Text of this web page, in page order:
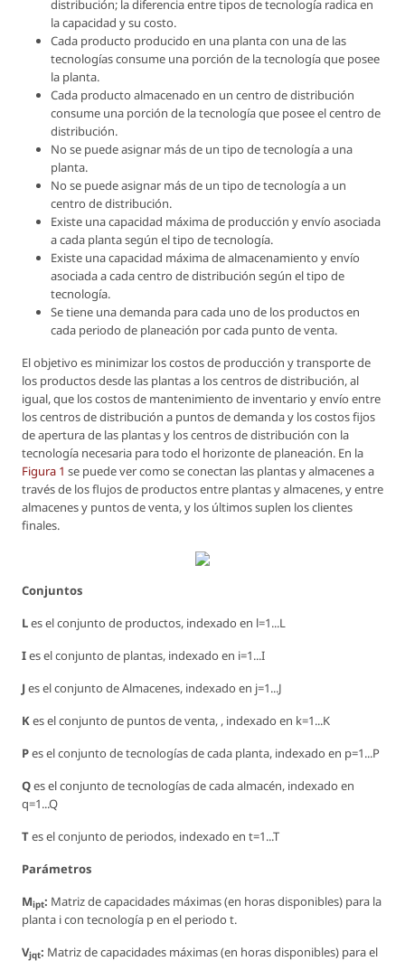
distribución; la diferencia entre tipos de tecnología radica en
la capacidad y su costo.
Cada producto producido en una planta con una de las
tecnologías consume una porción de la tecnología que posee
la planta.
Cada producto almacenado en un centro de distribución
consume una porción de la tecnología que posee el centro de
distribución.
No se puede asignar más de un tipo de tecnología a una
planta.
No se puede asignar más de un tipo de tecnología a un
centro de distribución.
Existe una capacidad máxima de producción y envío asociada
a cada planta según el tipo de tecnología.
Existe una capacidad máxima de almacenamiento y envío
asociada a cada centro de distribución según el tipo de
tecnología.
Se tiene una demanda para cada uno de los productos en
cada periodo de planeación por cada punto de venta.
El objetivo es minimizar los costos de producción y transporte de
los productos desde las plantas a los centros de distribución, al
igual, que los costos de mantenimiento de inventario y envío entre
los centros de distribución a puntos de demanda y los costos fijos
de apertura de las plantas y los centros de distribución con la
tecnología necesaria para todo el horizonte de planeación. En la
Figura 1 se puede ver como se conectan las plantas y almacenes a
través de los flujos de productos entre plantas y almacenes, y entre
almacenes y puntos de venta, y los últimos suplen los clientes
finales.
Conjuntos
Les el conjunto de productos, indexado en l=1...L
Ies el conjunto de plantas, indexado en i=1...I
Jes el conjunto de Almacenes, indexado en j=1...J
Kes el conjunto de puntos de venta, , indexado en k=1...K
Pes el conjunto de tecnologías de cada planta, indexado en p=1...P
Qes el conjunto de tecnologías de cada almacén, indexado en
q=1...Q
Tes el conjunto de periodos, indexado en t=1...T
Parámetros
Mipt: Matriz de capacidades máximas (en horas disponibles) para la
planta i con tecnología p en el periodo t.
Vjqt: Matriz de capacidades máximas (en horas disponibles) para el